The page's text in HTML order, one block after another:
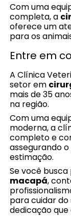
Com uma
completa, a
oferece um
para os
Entre em
A Clínica
setor em
mais de 35
na região.
Com uma
moderna, a
completo e
assegurando
estimação.
Se você
macapá,
para cuidar
dedicação